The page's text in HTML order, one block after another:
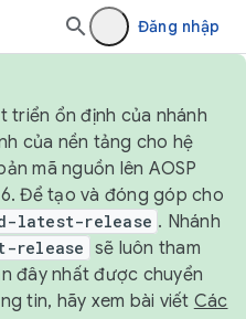
Đăng nhập
triển ổn định của nhánh
của nền tảng cho hệ
mã nguồn lên AOSP
Để tạo và đóng góp cho
latest-release . Nhánh
release sẽ luôn tham
đây nhất được chuyển
tin, hãy xem bài viết Các